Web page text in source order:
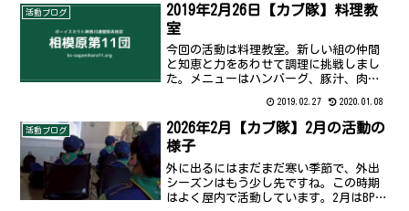
さん楽しい思い出ありがとう！これから
の活躍を楽しみにしてま...
活動ブログ
2019年2月26日【カブ隊】料理教
室
今回の活動は料理教室。新しい組の仲間
と知恵と力をあわせて調理に挑戦しまし
た。メニューはハンバーグ、豚汁、肉じ
プを組で手分けして作りました。初参戦
のうさぎさんも先輩スカウトの言う事を
よく聞き、どの組も美味し...
2019.02.27 2020.01.08
活動ブログ
2026年2月【カブ隊】2月の活動の
様子
外に出るにはまだまだ寒い季節で、外出
シーズンはもう少し先ですね。この時期
はよく屋内で活動しています。2月はBP祭